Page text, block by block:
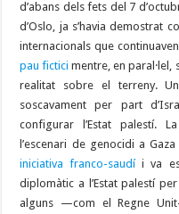
d’abans dels fets del 7
d’Oslo, ja s’havia demostrat
internacionals que
pau fictici mentre, en paral·lel,
realitat sobre el terreny.
soscavament per part
configurar l’Estat palestí.
l’escenari de genocidi a
iniciativa franco-saudíi va
diplomàtic a l’Estat palestí
alguns —com el Regne